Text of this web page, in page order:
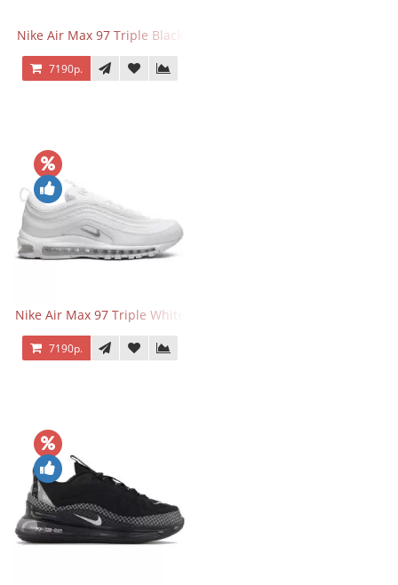
Nike Air Max 97 Triple Black
7190р.
Nike Air Max 97 Triple White
7190р.